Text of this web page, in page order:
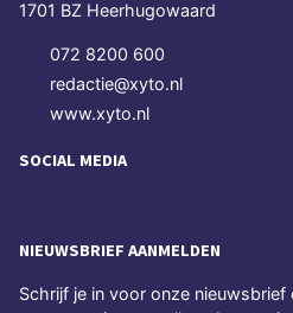
1701 BZ Heerhugowaard
072 8200 600
redactie@xyto.nl
www.xyto.nl
SOCIAL MEDIA
NIEUWSBRIEF AANMELDEN
Schrijf je in voor onze nieuwsbrief